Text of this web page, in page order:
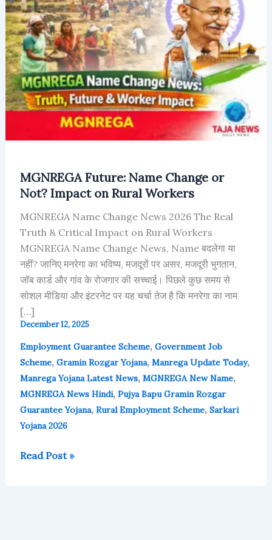
MGNREGA Future: Name Change or
Not? Impact on Rural Workers
MGNREGA Name Change News 2026 The Real
Truth & Critical Impact on Rural Workers
MGNREGA Name Change News, Name बदलेगा या
नहीं? जानिए मनरेगा का भविष्य, मजदूरों पर असर, मजदूरी भुगतान,
जॉब कार्ड और गांव के रोजगार की सच्चाई। पिछले कुछ समय से
सोशल मीडिया और इंटरनेट पर यह चर्चा तेज है कि मनरेगा का नाम
[…]
December 12, 2025
Employment Guarantee Scheme, Government Job
Scheme, Gramin Rozgar Yojana, Manrega Update Today,
Manrega Yojana Latest News, MGNREGA New Name,
MGNREGA News Hindi, Pujya Bapu Gramin Rozgar
Guarantee Yojana, Rural Employment Scheme, Sarkari
Yojana 2026
Name
Change
or
Not?
Impact
on
Rural
Workers
Read Post »